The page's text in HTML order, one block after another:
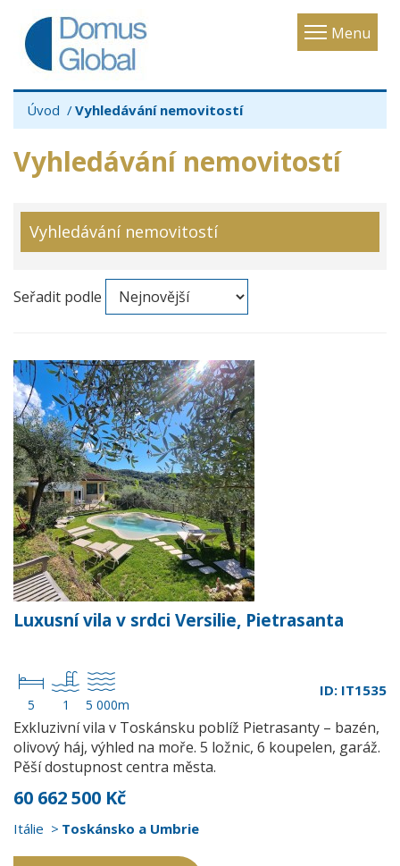
Menu
Toggle
Úvod Vyhledávání nemovitostí
Vyhledávání nemovitostí
Vyhledávání nemovitostí
Seřadit podle
Luxusní vila v srdci Versilie, Pietrasanta
5 1 5 000m
ID: IT1535
Exkluzivní vila v Toskánsku poblíž Pietrasanty – bazén,
olivový háj, výhled na moře. 5 ložnic, 6 koupelen, garáž.
Pěší dostupnost centra města.
60 662 500 Kč
Itálie Toskánsko a Umbrie